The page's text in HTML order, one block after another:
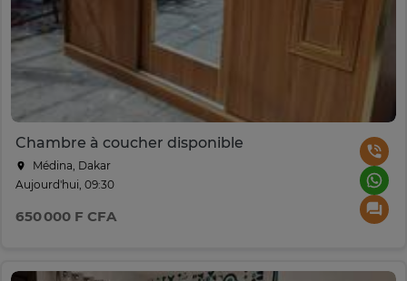
Chambre à coucher disponible
Médina, Dakar
Aujourd'hui, 09:30
650 000 F CFA